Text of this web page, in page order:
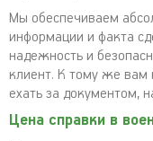
Мы обеспечиваем
информации и факта
надежность и
клиент. К тому же вам
ехать за документом,
Цена справки в